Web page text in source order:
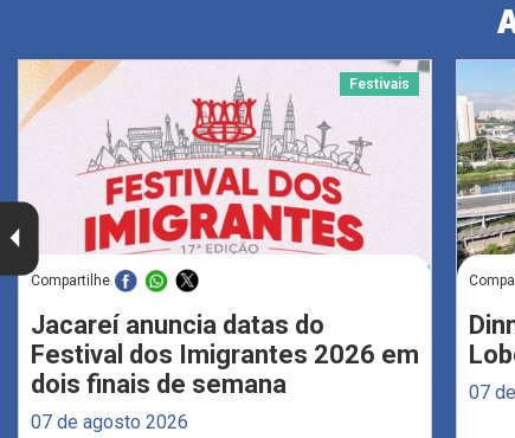
Festivais
Compartilhe
Jacareí anuncia datas do
Festival dos Imigrantes 2026 em
dois finais de semana
07 de agosto 2026
07